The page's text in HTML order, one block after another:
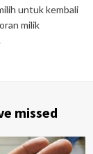
untuk kembali
milik
missed